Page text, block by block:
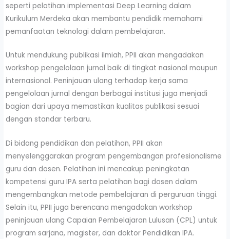
seperti pelatihan implementasi Deep Learning dalam
Kurikulum Merdeka akan membantu pendidik memahami
pemanfaatan teknologi dalam pembelajaran.
Untuk mendukung publikasi ilmiah, PPII akan mengadakan
workshop pengelolaan jurnal baik di tingkat nasional maupun
internasional. Peninjauan ulang terhadap kerja sama
pengelolaan jurnal dengan berbagai institusi juga menjadi
bagian dari upaya memastikan kualitas publikasi sesuai
dengan standar terbaru.
Di bidang pendidikan dan pelatihan, PPII akan
menyelenggarakan program pengembangan profesionalisme
guru dan dosen. Pelatihan ini mencakup peningkatan
kompetensi guru IPA serta pelatihan bagi dosen dalam
mengembangkan metode pembelajaran di perguruan tinggi.
Selain itu, PPII juga berencana mengadakan workshop
peninjauan ulang Capaian Pembelajaran Lulusan (CPL) untuk
program sarjana, magister, dan doktor Pendidikan IPA.